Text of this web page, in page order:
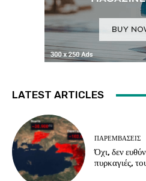
LATEST ARTICLES
ΠΑΡΕΜΒΑΣΕΙΣ
Όχι, δεν
πυρκαγιές,